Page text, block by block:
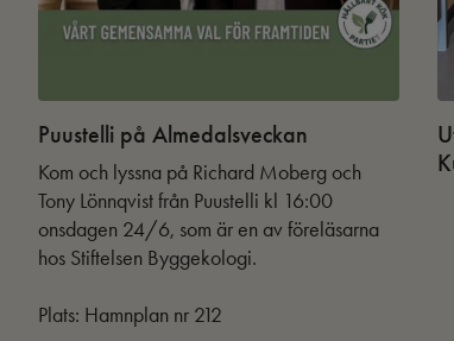
Puustelli på Almedalsveckan
Kom och lyssna på Richard Moberg och
Tony Lönnqvist från Puustelli kl 16:00
onsdagen 24/6, som är en av föreläsarna
hos Stiftelsen Byggekologi.
Plats: Hamnplan nr 212